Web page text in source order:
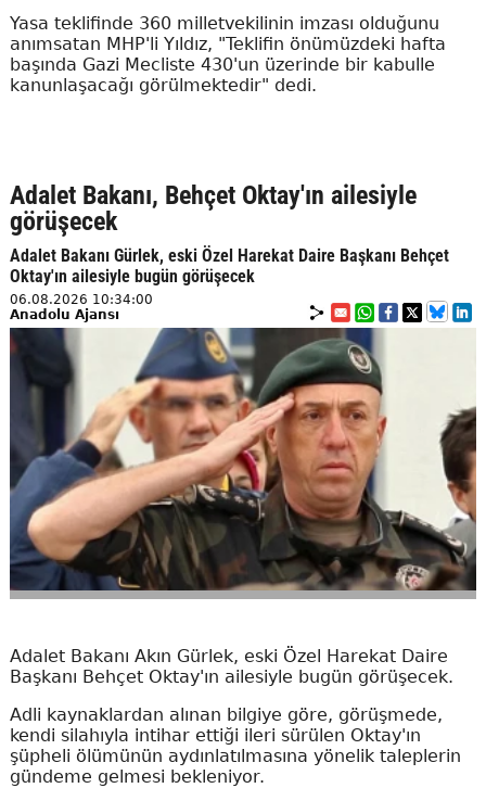
Yasa teklifinde 360 milletvekilinin imzası olduğunu
anımsatan MHP'li Yıldız, "Teklifin önümüzdeki hafta
başında Gazi Mecliste 430'un üzerinde bir kabulle
kanunlaşacağı görülmektedir" dedi.
Adalet Bakanı, Behçet Oktay'ın ailesiyle
görüşecek
Adalet Bakanı Gürlek, eski Özel Harekat Daire Başkanı Behçet
Oktay'ın ailesiyle bugün görüşecek
06.08.2026 10:34:00
Anadolu Ajansı
Adalet Bakanı Akın Gürlek, eski Özel Harekat Daire
Başkanı Behçet Oktay'ın ailesiyle bugün görüşecek.
Adli kaynaklardan alınan bilgiye göre, görüşmede,
kendi silahıyla intihar ettiği ileri sürülen Oktay'ın
şüpheli ölümünün aydınlatılmasına yönelik taleplerin
gündeme gelmesi bekleniyor.